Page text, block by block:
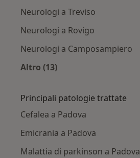
Neurologi a Treviso
Neurologi a Rovigo
Neurologi a Camposampiero
Altro (13)
Principali patologie trattate
Cefalea a Padova
Emicrania a Padova
Malattia di parkinson a Padova